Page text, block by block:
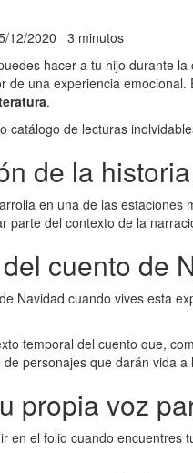
12/2020 3 minutos
hacer a tu hijo durante
de una experiencia
.
catálogo de lecturas
de la historia
en una de las estaciones
parte del contexto de la
cuento de
Navidad cuando vives esta
temporal del cuento que,
personajes que darán vida a
propia voz
en el folio cuando